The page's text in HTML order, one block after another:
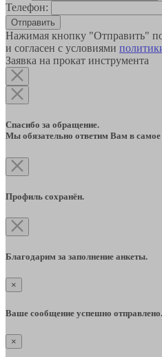
Телефон:
Отправить
Нажимая кнопку "Отправить"
и согласен с условиями
Заявка на прокат инструмента
Спасибо за обращение.
Мы обязательно ответим Вам в
Профиль сохранён.
Благодарим за заполнение анкеты.
×
Ваше сообщение успешно отправлено.
×